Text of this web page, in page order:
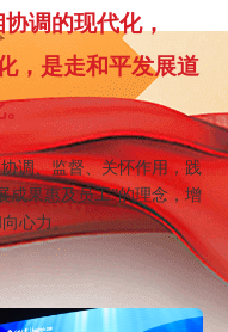
调的现代化，
，是走和平发展道
。
调、监督、关怀作用，践
成果惠及员工”的理念，增
心力。